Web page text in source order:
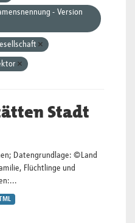
- Version
Stadt
Datengrundlage: ©Land
Flüchtlinge und